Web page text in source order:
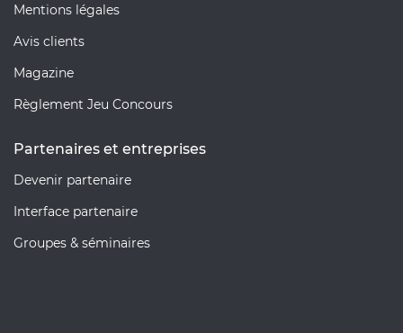
Mentions légales
Avis clients
Magazine
Règlement Jeu Concours
Partenaires et entreprises
Devenir partenaire
Interface partenaire
Groupes & séminaires